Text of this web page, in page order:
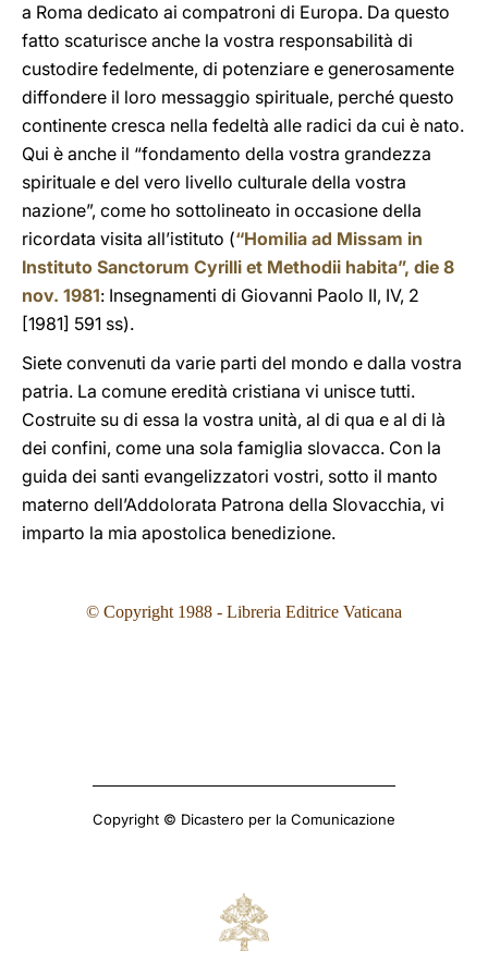
a Roma dedicato ai compatroni di Europa. Da questo
fatto scaturisce anche la vostra responsabilità di
custodire fedelmente, di potenziare e generosamente
diffondere il loro messaggio spirituale, perché questo
continente cresca nella fedeltà alle radici da cui è nato.
Qui è anche il “fondamento della vostra grandezza
spirituale e del vero livello culturale della vostra
nazione”, come ho sottolineato in occasione della
ricordata visita all’istituto (“Homilia ad Missam in
Instituto Sanctorum Cyrilli et Methodii habita”, die 8
nov. 1981: Insegnamenti di Giovanni Paolo II, IV, 2
[1981] 591 ss).
Siete convenuti da varie parti del mondo e dalla vostra
patria. La comune eredità cristiana vi unisce tutti.
Costruite su di essa la vostra unità, al di qua e al di là
dei confini, come una sola famiglia slovacca. Con la
guida dei santi evangelizzatori vostri, sotto il manto
materno dell’Addolorata Patrona della Slovacchia, vi
imparto la mia apostolica benedizione.
© Copyright 1988 - Libreria Editrice Vaticana
Copyright © Dicastero per la Comunicazione